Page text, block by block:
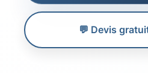
💬 Devis